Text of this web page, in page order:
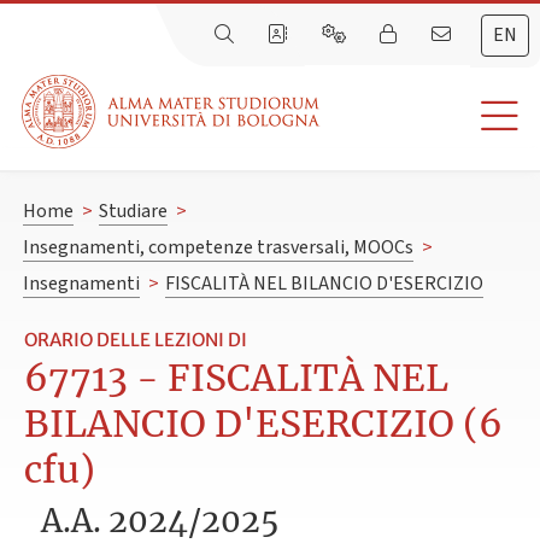
EN
Home > Studiare >
Insegnamenti, competenze trasversali, MOOCs >
Insegnamenti > FISCALITÀ NEL BILANCIO D'ESERCIZIO
ORARIO DELLE LEZIONI DI
67713 - FISCALITÀ NEL
BILANCIO D'ESERCIZIO (6
cfu)
A.A. 2024/2025